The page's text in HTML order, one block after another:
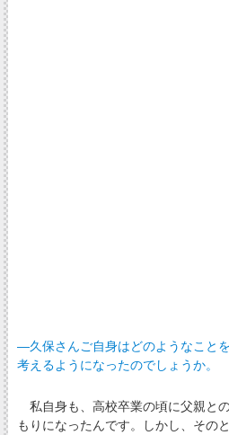
―久保さんご自身はどのようなこと
考えるようになったのでしょうか。
私自身も、高校卒業の頃に父親と
もりになったんです。しかし、その